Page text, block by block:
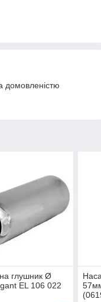
домовленістю
глушник Ø
EL 106 022